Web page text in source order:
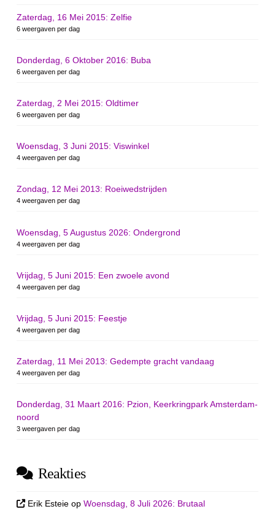
Zaterdag, 16 Mei 2015: Zelfie
6 weergaven per dag
Donderdag, 6 Oktober 2016: Buba
6 weergaven per dag
Zaterdag, 2 Mei 2015: Oldtimer
6 weergaven per dag
Woensdag, 3 Juni 2015: Viswinkel
4 weergaven per dag
Zondag, 12 Mei 2013: Roeiwedstrijden
4 weergaven per dag
Woensdag, 5 Augustus 2026: Ondergrond
4 weergaven per dag
Vrijdag, 5 Juni 2015: Een zwoele avond
4 weergaven per dag
Vrijdag, 5 Juni 2015: Feestje
4 weergaven per dag
Zaterdag, 11 Mei 2013: Gedempte gracht vandaag
4 weergaven per dag
Donderdag, 31 Maart 2016: Pzion, Keerkringpark Amsterdam-
noord
3 weergaven per dag
Reakties
Erik Esteie opWoensdag, 8 Juli 2026: Brutaal